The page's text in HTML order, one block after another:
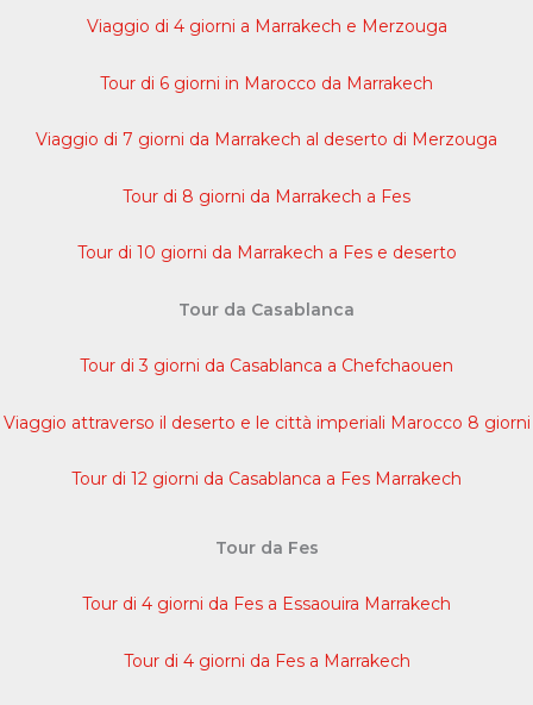
Viaggio di 4 giorni a Marrakech e Merzouga
Tour di 6 giorni in Marocco da Marrakech
Viaggio di 7 giorni da Marrakech al deserto di Merzouga
Tour di 8 giorni da Marrakech a Fes
Tour di 10 giorni da Marrakech a Fes e deserto
Tour da Casablanca
Tour di 3 giorni da Casablanca a Chefchaouen
Viaggio attraverso il deserto e le città imperiali Marocco 8 giorni
Tour di 12 giorni da Casablanca a Fes Marrakech
Tour da Fes
Tour di 4 giorni da Fes a Essaouira Marrakech
Tour di 4 giorni da Fes a Marrakech